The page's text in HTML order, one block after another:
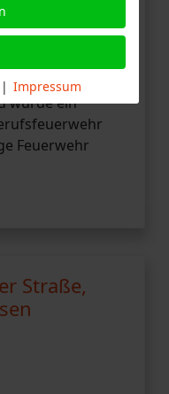
kurz nach 22
in einem
Straße in
wurde ein
Feuerwehr
Straße,
| Impressum